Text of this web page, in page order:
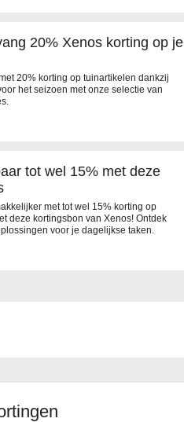
20% Xenos korting op je
20% korting op tuinartikelen dankzij
het seizoen met onze selectie van
tot wel 15% met deze
met tot wel 15% korting op
deze kortingsbon van Xenos! Ontdek
voor je dagelijkse taken.